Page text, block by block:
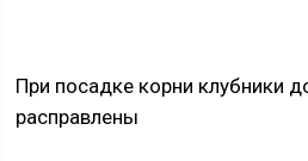
При посадке корни клубники
расправлены